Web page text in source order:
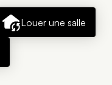
Louer une salle